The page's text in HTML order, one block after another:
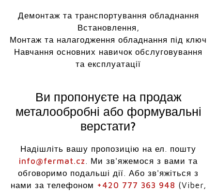
Демонтаж та транспортування обладнання
Встановлення,
Монтаж та налагодження обладнання під ключ
Навчання основних навичок обслуговування
та експлуатації
Ви пропонуєте на продаж
металообробні або формувальні
верстати?
Надішліть вашу пропозицію на ел. пошту
info@fermat.cz. Ми зв'яжемося з вами та
обговоримо подальші дії. Або зв'яжіться з
нами за телефоном +420 777 363 948 (Viber,